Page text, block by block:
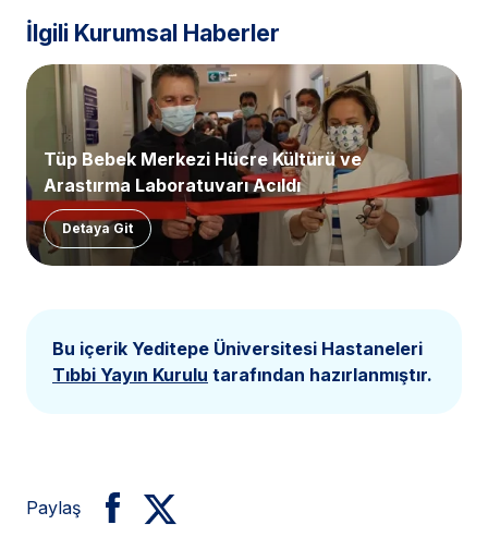
İlgili Kurumsal Haberler
Tüp Bebek Merkezi Hücre Kültürü ve
Araştırma Laboratuvarı Açıldı
Detaya Git
Bu içerik Yeditepe Üniversitesi Hastaneleri
Tıbbi Yayın Kurulu tarafından hazırlanmıştır.
Paylaş